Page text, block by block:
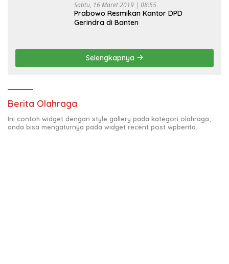
Sabtu, 16 Maret 2019 | 08:55
Prabowo Resmikan Kantor DPD
Gerindra di Banten
Selengkapnya
Berita Olahraga
Ini contoh widget dengan style gallery pada kategori olahraga,
anda bisa mengaturnya pada widget recent post wpberita.